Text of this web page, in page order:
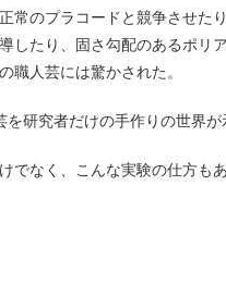
常のプラコードと競争させた
したり、固さ勾配のあるポリ
職人芸には驚かされた。
研究者だけの手作りの世界
でなく、こんな実験の仕方も